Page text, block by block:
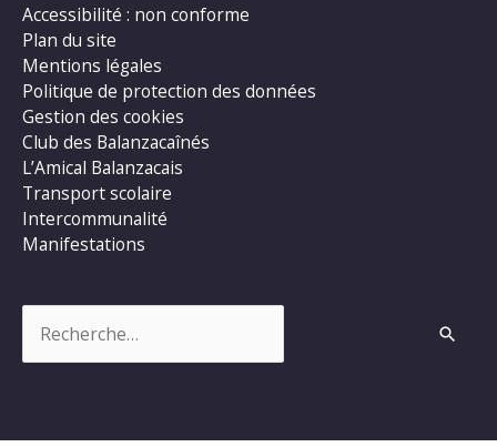
Accessibilité : non conforme
Plan du site
Mentions légales
Politique de protection des données
Gestion des cookies
Club des Balanzacaînés
L’Amical Balanzacais
Transport scolaire
Intercommunalité
Manifestations